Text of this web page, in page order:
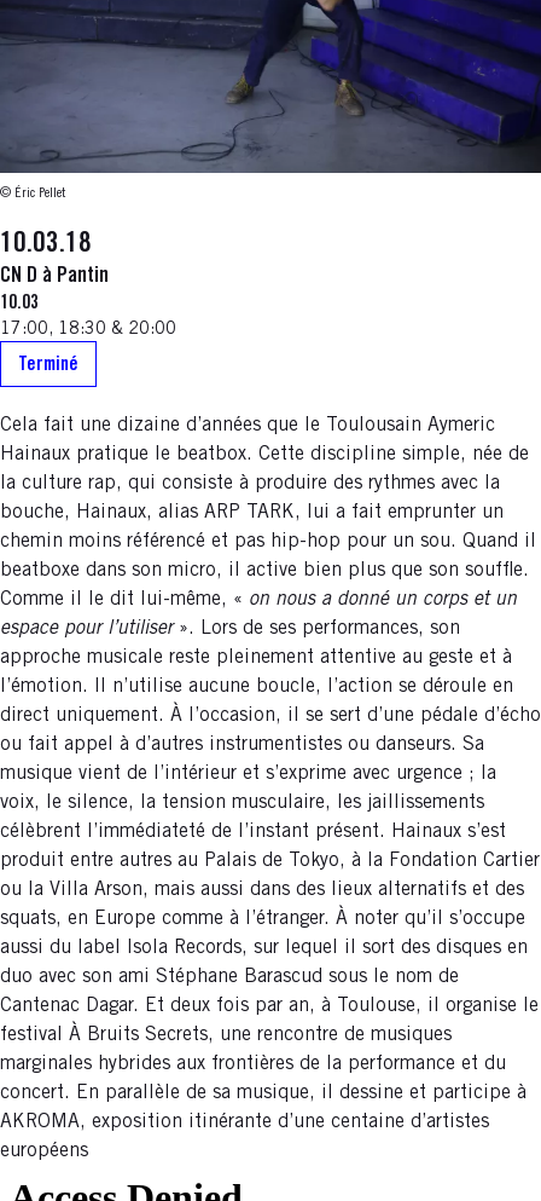
© Éric Pellet
10.03.18
CN D à Pantin
10.03
17:00, 18:30 & 20:00
Terminé
Cela fait une dizaine d’années que le Toulousain Aymeric
Hainaux pratique le beatbox. Cette discipline simple, née de
la culture rap, qui consiste à produire des rythmes avec la
bouche, Hainaux, alias ARP TARK, lui a fait emprunter un
chemin moins référencé et pas hip-hop pour un sou. Quand il
beatboxe dans son micro, il active bien plus que son souffle.
Comme il le dit lui-même, « on nous a donné un corps et un
espace pour l’utiliser». Lors de ses performances, son
approche musicale reste pleinement attentive au geste et à
l’émotion. Il n’utilise aucune boucle, l’action se déroule en
direct uniquement. À l’occasion, il se sert d’une pédale d’écho
ou fait appel à d’autres instrumentistes ou danseurs. Sa
musique vient de l’intérieur et s’exprime avec urgence ; la
voix, le silence, la tension musculaire, les jaillissements
célèbrent l’immédiateté de l’instant présent. Hainaux s’est
produit entre autres au Palais de Tokyo, à la Fondation Cartier
ou la Villa Arson, mais aussi dans des lieux alternatifs et des
squats, en Europe comme à l’étranger. À noter qu’il s’occupe
aussi du label Isola Records, sur lequel il sort des disques en
duo avec son ami Stéphane Barascud sous le nom de
Cantenac Dagar. Et deux fois par an, à Toulouse, il organise le
festival À Bruits Secrets, une rencontre de musiques
marginales hybrides aux frontières de la performance et du
concert. En parallèle de sa musique, il dessine et participe à
AKROMA, exposition itinérante d’une centaine d’artistes
européens